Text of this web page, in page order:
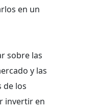
en un
sobre las
y las
de los
invertir en